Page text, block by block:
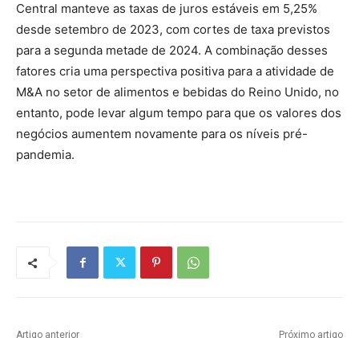
Central manteve as taxas de juros estáveis em 5,25%
desde setembro de 2023, com cortes de taxa previstos
para a segunda metade de 2024. A combinação desses
fatores cria uma perspectiva positiva para a atividade de
M&A no setor de alimentos e bebidas do Reino Unido, no
entanto, pode levar algum tempo para que os valores dos
negócios aumentem novamente para os níveis pré-
pandemia.
Artigo anterior Próximo artigo